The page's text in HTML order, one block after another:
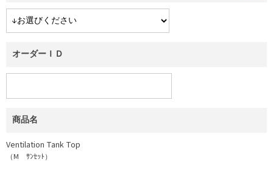
オーダーＩＤ
商品名
Ventilation Tank Top
（M ｻﾝｾｯﾄ）